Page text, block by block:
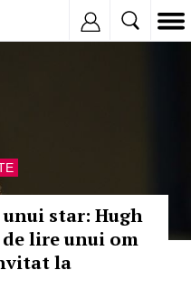
star: Hugh
de lire unui om
la